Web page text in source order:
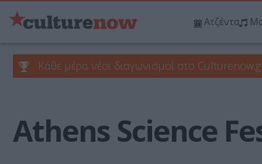
Ατζέντα
Κάθε μέρα νέοι διαγωνισμοί στο
Athens Science